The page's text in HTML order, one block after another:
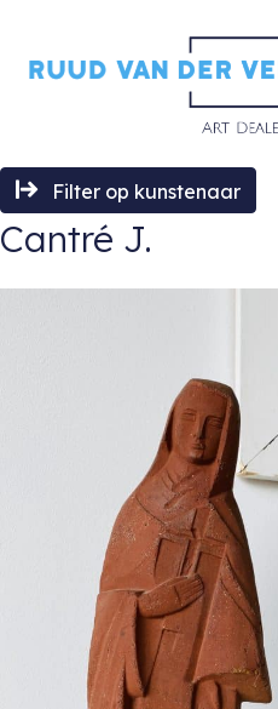
Filter op kunstenaar
Cantré J.